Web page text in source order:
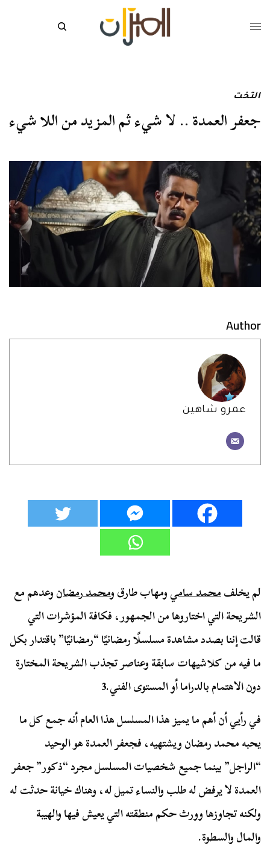
التخت
جعفر العمدة .. لا شيء ثم المزيد من اللا شيء
Author
عمرو شاهين
لم يخلفمحمد ساميومهاب طارق ومحمد رمضانوعدهم مع
الشريحة التي اختاروها من الجمهور، فكافة المؤشرات التي
قالت إننا بصدد مشاهدة مسلسلًا رمضانيًا “رمضانيًا” باقتدار بكل
ما فيه من كلاشيهات سابقة وعناصر تجذب الشريحة المختارة
دون الاهتمام بالدراما أو المستوى الفني.3
في رأيي أن أهم ما يميز هذا المسلسل هذا العام أنه جمع كل ما
يحبه محمد رمضان ويشتهيه، فجعفر العمدة هو الوحيد
“الراجل” بينما جميع شخصيات المسلسل مجرد “ذكور” جعفر
العمدة لا يرفض له طلب والنساء تميل له، وهناك خيانة حدثت له
ولكنه تجاوزها وورث حكم منطقته التي يعيش فيها والهيبة
والمال والسطوة.